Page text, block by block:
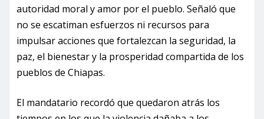
autoridad moral y amor por el pueblo. Señaló que
no se escatiman esfuerzos ni recursos para
impulsar acciones que fortalezcan la seguridad, la
paz, el bienestar y la prosperidad compartida de los
pueblos de Chiapas.
El mandatario recordó que quedaron atrás los